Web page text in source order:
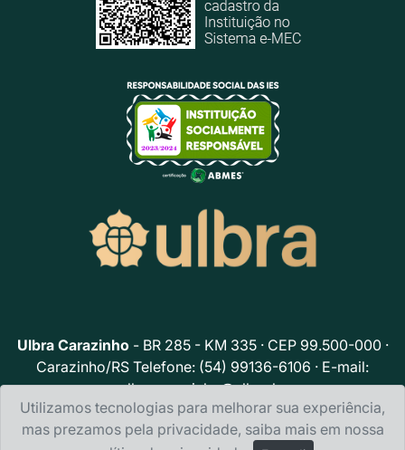
Ulbra Carazinho- BR 285 - KM 335 · CEP 99.500-000 ·
Carazinho/RS Telefone: (54) 99136-6106 · E-mail:
ulbracarazinho@ulbra.br
Política de privacidade
Utilizamos tecnologias para melhorar sua experiência,
mas prezamos pela privacidade, saiba mais em nossa